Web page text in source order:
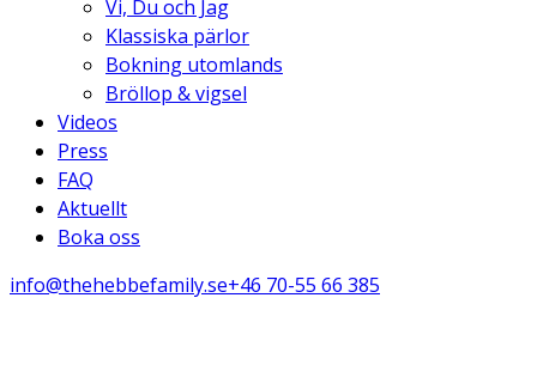
Vi, Du och Jag
Klassiska pärlor
Bokning utomlands
Bröllop & vigsel
Videos
Press
FAQ
Aktuellt
Boka oss
info@thehebbefamily.se+46 70-55 66 385